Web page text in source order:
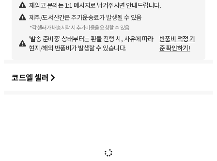
재입고 문의는 1:1 메시지로 남겨주시면 안내드립니다.
제주/도서산간은 추가운송료가 발생될 수 있음
*각 셀러가 배송시작 시 추가비용을 요청할 수 있음
'발송 준비중' 상태부터는 환불 진행 시, 사유에 따라
현지/해외 반품비가 발생할 수 있습니다.
반품비 책정 기
준 확인하기!
코드엘 셀러